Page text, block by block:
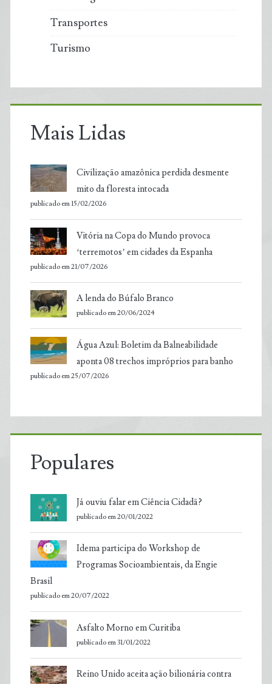
Transportes
Turismo
Mais Lidas
Civilização amazônica perdida desmente
mito da floresta intocada
publicado em 15/02/2026
Vitória na Copa do Mundo provoca
‘terremotos’ em cidades da Espanha
publicado em 21/07/2026
A lenda do Búfalo Branco
publicado em 20/06/2024
Água Azul: Boletim da Balneabilidade
aponta 08 trechos impróprios para banho
publicado em 25/07/2026
Populares
Já ouviu falar em Ciência Cidadã?
publicado em 20/01/2022
Idema participa do Workshop de
Programas Socioambientais, da Engie
Brasil
publicado em 20/07/2022
Asfalto Morno em Curitiba
publicado em 31/01/2022
Reino Unido aceita ação bilionária contra